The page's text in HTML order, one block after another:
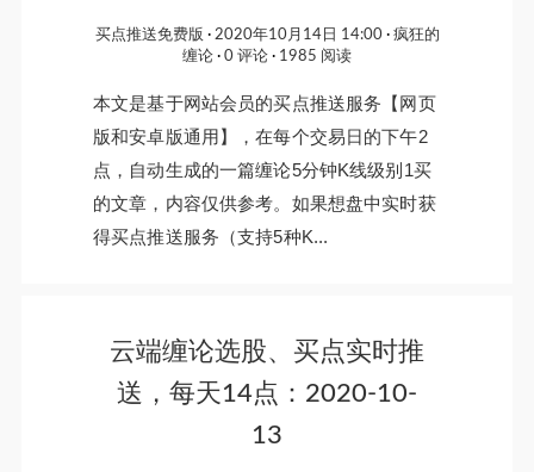
买点推送免费版 2020年10月14日 14:00
疯狂的
缠论
0 评论 1985 阅读
本文是基于网站会员的买点推送服务【网页
版和安卓版通用】，在每个交易日的下午2
点，自动生成的一篇缠论5分钟K线级别1买
的文章，内容仅供参考。如果想盘中实时获
得买点推送服务（支持5种K...
云端缠论选股、买点实时推
送，每天14点：2020-10-
13